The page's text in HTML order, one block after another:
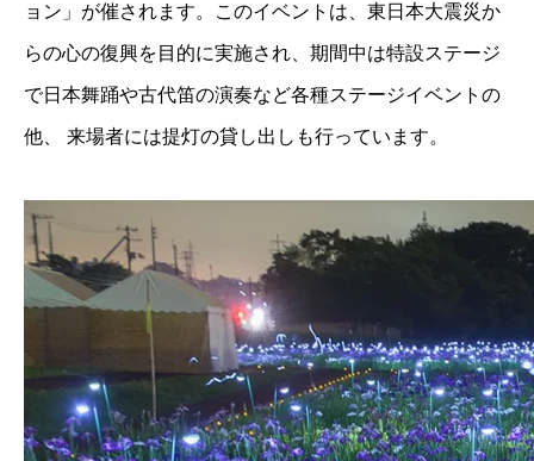
ョン」が催されます。このイベントは、東日本大震災か
らの心の復興を目的に実施され、期間中は特設ステージ
で日本舞踊や古代笛の演奏など各種ステージイベントの
他、 来場者には提灯の貸し出しも行っています。